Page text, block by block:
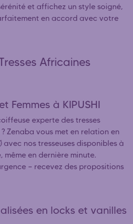
et affichez un style soigné,
en accord avec votre
Africaines
Femmes à KIPUSHI
experte des tresses
Zenaba vous met en relation en
nos tresseuses disponibles à
même en dernière minute.
— recevez des propositions
en locks et vanilles